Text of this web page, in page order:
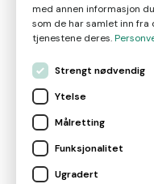
Magasin Nyheter
med annen informasjon
som de har samlet inn fra
tjenestene deres.
Strengt nødvendig
Ytelse
Målretting
Funksjonalitet
Ugradert